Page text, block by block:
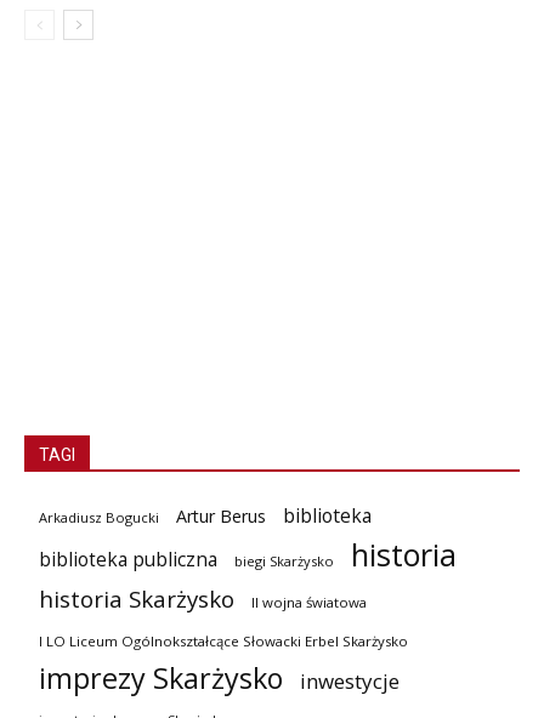
TAGI
Arkadiusz Bogucki Artur Berus
biblioteka
biblioteka publiczna
biegi Skarżysko historia
historia Skarżysko II wojna światowa
I LO Liceum Ogólnokształcące Słowacki Erbel Skarżysko
imprezy Skarżysko inwestycje